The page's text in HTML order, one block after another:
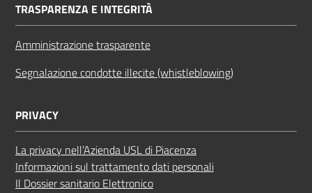
TRASPARENZA E INTEGRITÀ
Amministrazione trasparente
Segnalazione condotte illecite (whistleblowing)
PRIVACY
La privacy nell’Azienda USL di Piacenza
Informazioni sul trattamento dati personali
Il Dossier sanitario Elettronico